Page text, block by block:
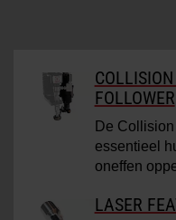
FOLLOWER
De
essentieel
oneffen
LASER